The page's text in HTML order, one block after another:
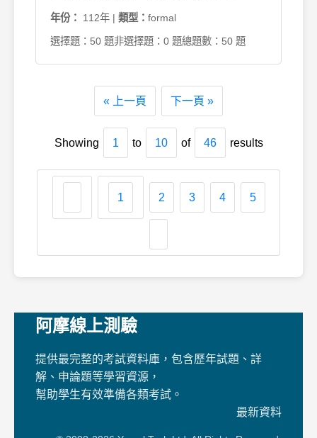
年份： 112年 | 類型： formal
選擇題：50 題非選擇題：0 題總題數：50 題
« 上一頁 下一頁 »
Showing 1 to 10 of 46 results
1 2 3 4 5
阿摩線上測驗
提供最完整的考試資料庫，包含歷年試題、詳
解、申論題等學習資源，
幫助學生有效準備各類考試。
最新資料